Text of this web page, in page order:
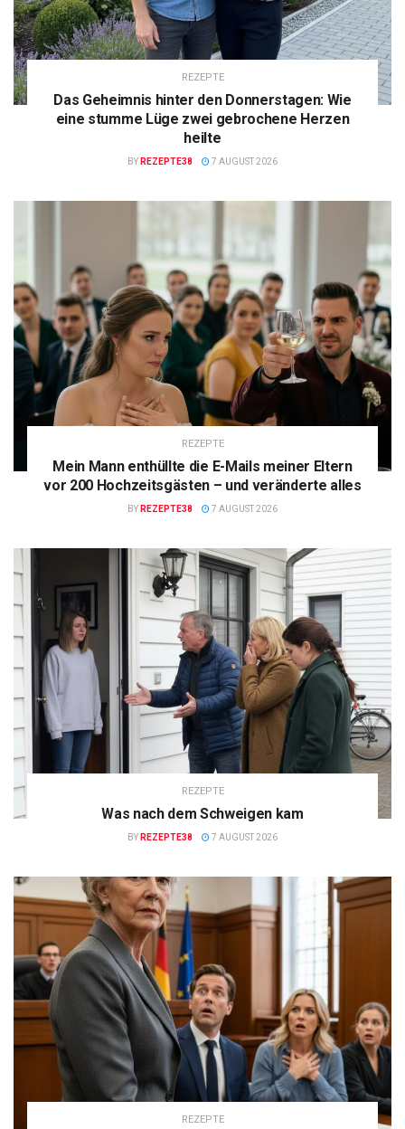
REZEPTE
Das Geheimnis hinter den Donnerstagen: Wie
eine stumme Lüge zwei gebrochene Herzen
heilte
BY REZEPTE38 7 AUGUST 2026
REZEPTE
Mein Mann enthüllte die E-Mails meiner Eltern
vor 200 Hochzeitsgästen – und veränderte alles
BY REZEPTE38 7 AUGUST 2026
REZEPTE
Was nach dem Schweigen kam
BY REZEPTE38 7 AUGUST 2026
REZEPTE